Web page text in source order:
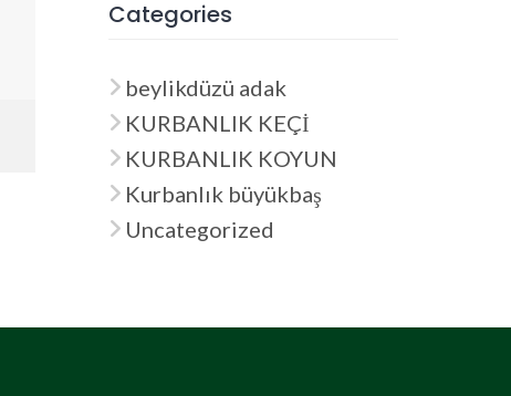
Categories
beylikdüzü adak
KURBANLIK KEÇİ
KURBANLIK KOYUN
Kurbanlık büyükbaş
Uncategorized